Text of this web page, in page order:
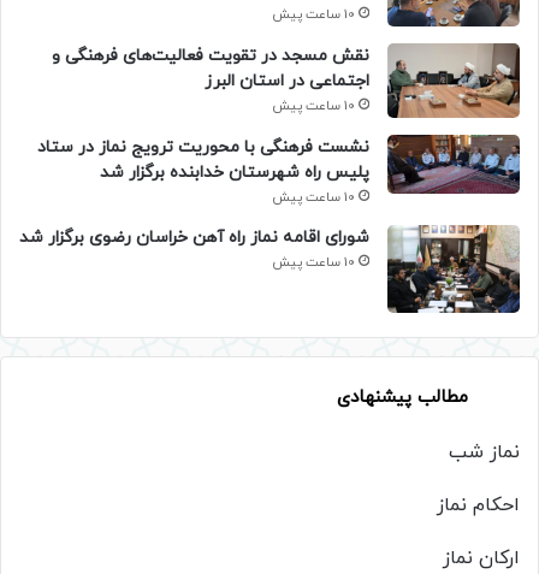
10 ساعت پیش
نقش مسجد در تقویت فعالیت‌های فرهنگی و
اجتماعی در استان البرز
10 ساعت پیش
نشست فرهنگی با محوریت ترویج نماز در ستاد
پلیس راه شهرستان خدابنده برگزار شد
10 ساعت پیش
شورای اقامه نماز راه آهن خراسان رضوی برگزار شد
10 ساعت پیش
مطالب پیشنهادی
نماز شب
احکام نماز
ارکان نماز